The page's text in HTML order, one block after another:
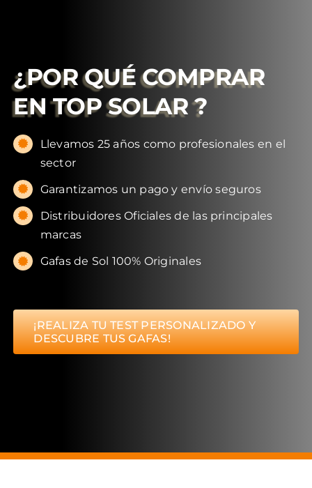
¿POR QUÉ COMPRAR
EN TOP SOLAR ?
Llevamos 25 años como profesionales en el
sector
Garantizamos un pago y envío seguros
Distribuidores Oficiales de las principales
marcas
Gafas de Sol 100% Originales
¡REALIZA TU TEST PERSONALIZADO Y
DESCUBRE TUS GAFAS!